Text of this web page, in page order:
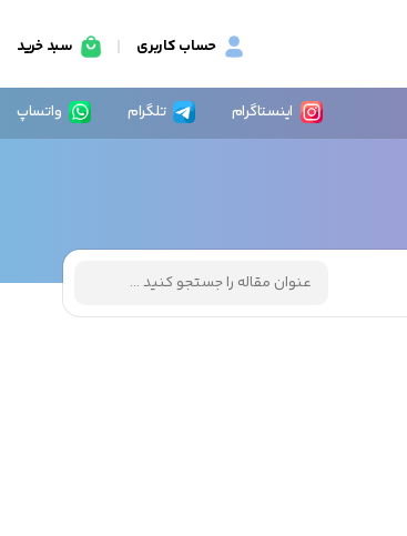
حساب کاربری سبد خرید
اینستاگرام تلگرام واتساپ